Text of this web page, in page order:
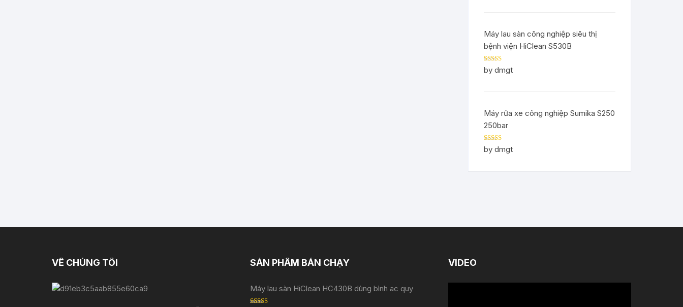
Máy lau sàn công nghiệp siêu thị
bệnh viện HiClean S530B
Rated5out
of 5
by dmgt
Máy rửa xe công nghiệp Sumika S250
250bar
Rated5out
of 5
by dmgt
VỀ CHÚNG TÔI SẢN PHẨM BÁN CHẠY
Máy lau sàn HiClean HC430B dùng bình ac quy
VIDEO